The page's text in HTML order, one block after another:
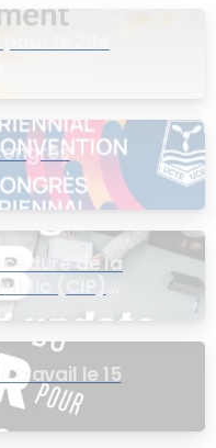
le 20e
de la
(CIP)
travail le 15